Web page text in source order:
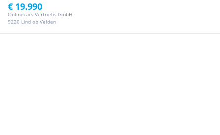
Onlinecars Vertriebs GmbH
9220 Lind ob Velden
€ 19.990